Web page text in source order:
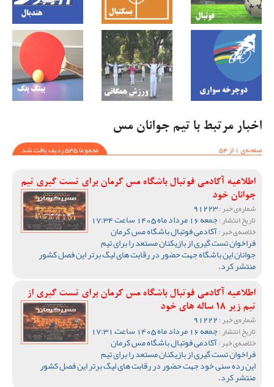
اخبار مرتبط با تیم جوانان مس
صفحه‌ی 1 از 54
مجموعا 535 ردیف یافت شد
اطلاعیه آکادمی فوتبال باشگاه مس کرمان برای تست گیری تیم
جوانان خود
شماره‌ی خبر :
تاریخ انتشار :جمعه 16 مرداد ماه 1405 ساعت 17:34
خلاصه‌ی خبر :آکادمی فوتبال باشگاه مس کرمان
فراخوان تست گیری از بازیکنان مستعد را برای تیم
جوانان این باشگاه جهت حضور در رقابت های لیگ برتر این فصل کشور
منتشر کرد.
اطلاعیه آکادمی فوتبال باشگاه مس کرمان برای تست گیری از
تیم زیر 18 ساله های خود
شماره‌ی خبر :
تاریخ انتشار :جمعه 16 مرداد ماه 1405 ساعت 17:31
خلاصه‌ی خبر :آکادمی فوتبال باشگاه مس کرمان
فراخوان تست گیری از بازیکنان مستعد را برای تیم
این رده سنی خود جهت حضور در رقابت های لیگ برتر این فصل کشور
منتشر کرد.